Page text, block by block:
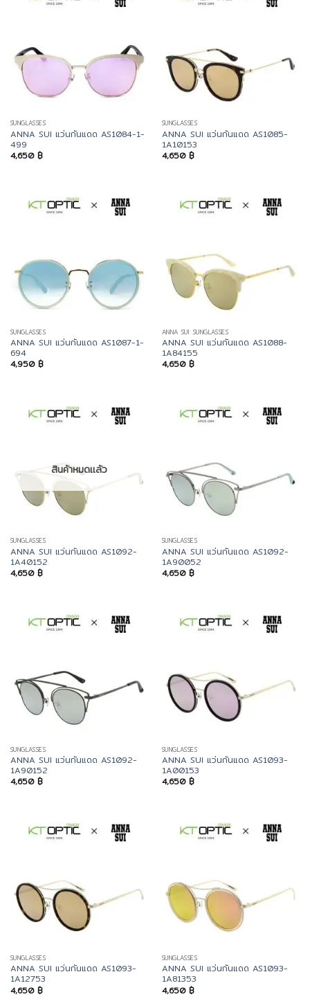
SUNGLASSES
ANNA SUI แว่นกันแดด AS1084-1-
499
4,650 ฿
SUNGLASSES
ANNA SUI แว่นกันแดด AS1085-
1A10153
4,650 ฿
SUNGLASSES
ANNA SUI แว่นกันแดด AS1087-1-
694
4,950 ฿
ANNA SUI SUNGLASSES
ANNA SUI แว่นกันแดด AS1088-
1A84155
4,650 ฿
สินค้าหมดแล้ว
SUNGLASSES
ANNA SUI แว่นกันแดด AS1092-
1A40152
4,650 ฿
SUNGLASSES
ANNA SUI แว่นกันแดด AS1092-
1A90052
4,650 ฿
SUNGLASSES
ANNA SUI แว่นกันแดด AS1092-
1A90152
4,650 ฿
SUNGLASSES
ANNA SUI แว่นกันแดด AS1093-
1A00153
4,650 ฿
SUNGLASSES
ANNA SUI แว่นกันแดด AS1093-
1A12753
4,650 ฿
SUNGLASSES
ANNA SUI แว่นกันแดด AS1093-
1A81353
4,650 ฿